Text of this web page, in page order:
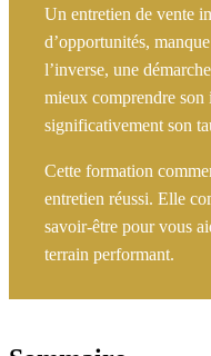
Un entretien de vente
d’opportunités,
l’inverse, une
mieux comprendre son
significativement son
Cette formation
entretien réussi. Elle
savoir-être pour vous
terrain performant.